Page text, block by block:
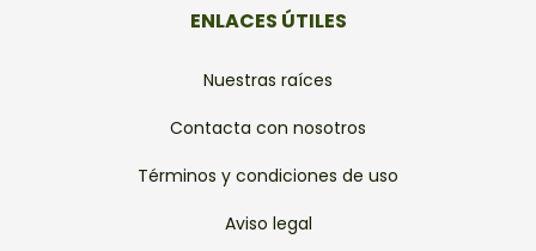
ENLACES ÚTILES
Nuestras raíces
Contacta con nosotros
Términos y condiciones de uso
Aviso legal